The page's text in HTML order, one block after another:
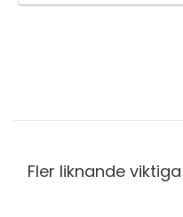
Fler liknande